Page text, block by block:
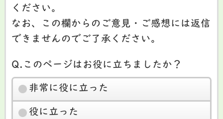
ください。
なお、この欄からのご意見・ご感想には返信
できませんのでご了承ください。
Q.このページはお役に立ちましたか？
非常に役に立った
役に立った